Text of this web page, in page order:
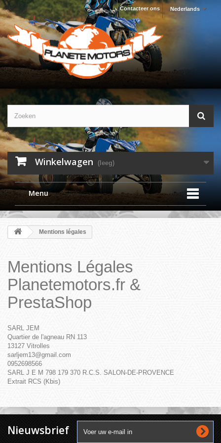
Nederlands
Contacteer ons
Winkelwagen (leeg)
Menu
Mentions légales
Mentions Légales
Planetemotors.fr &
PrestaShop
SARL JEM
Quartier de l'agneau RN 113
13127 Vitrolles
sarljem13@gmail.com
0952698566
SARL J E M 798 179 370 R.C.S. SALON-DE-PROVENCE
Extrait RCS (Kbis)
Nieuwsbrief